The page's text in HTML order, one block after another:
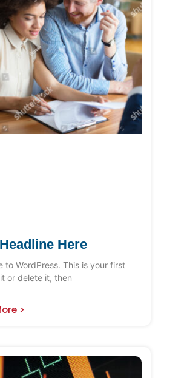
Here
to WordPress. This is your first
or delete it, then
>